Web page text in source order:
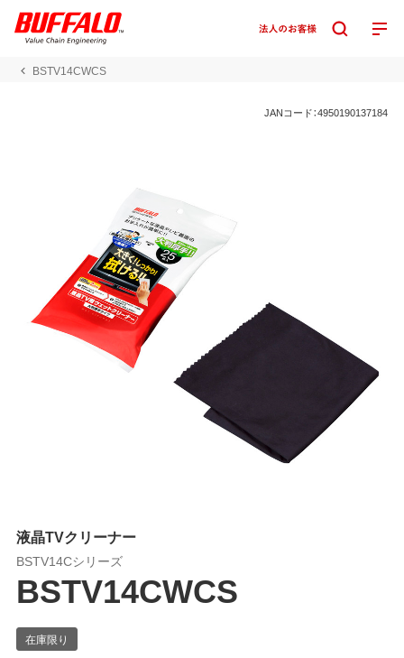
BSTV14CWCS
JANコード：4950190137184
液晶TVクリーナー
BSTV14Cシリーズ
BSTV14CWCS